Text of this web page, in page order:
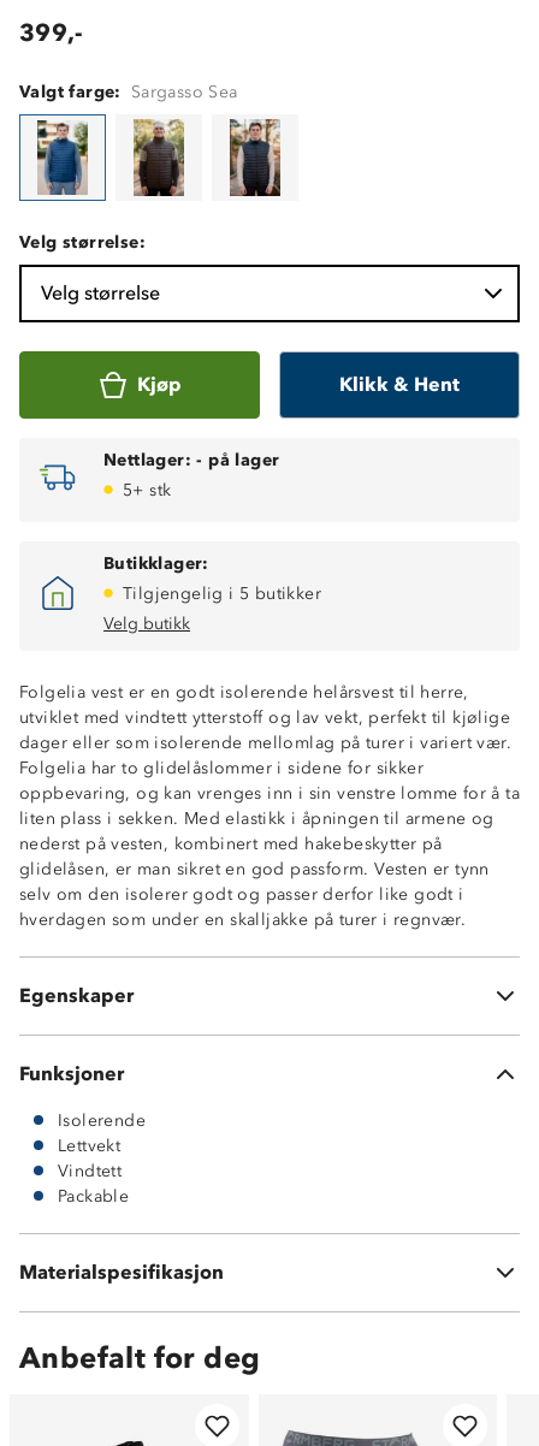
399,-
Valgt farge: Sargasso Sea
Velg størrelse:
Velg størrelse
Kjøp Klikk & Hent
Nettlager: - på lager
5+ stk
Butikklager:
Tilgjengelig i 5 butikker
Velg butikk
Folgelia vest er en godt isolerende helårsvest til herre,
utviklet med vindtett ytterstoff og lav vekt, perfekt til kjølige
dager eller som isolerende mellomlag på turer i variert vær.
Folgelia har to glidelåslommer i sidene for sikker
oppbevaring, og kan vrenges inn i sin venstre lomme for å ta
liten plass i sekken. Med elastikk i åpningen til armene og
nederst på vesten, kombinert med hakebeskytter på
glidelåsen, er man sikret en god passform. Vesten er tynn
selv om den isolerer godt og passer derfor like godt i
hverdagen som under en skalljakke på turer i regnvær.
Egenskaper
Lettvekt
Isolerende
Vindtett
Packable
2 sidelommer med glidelås
Hakebeskytter på glidelås
OekoTex®-sertifisert
Funksjoner
Isolerende
Lettvekt
Vindtett
Packable
Materialspesifikasjon
Fôring: 100 % polyester
Anbefalt for deg